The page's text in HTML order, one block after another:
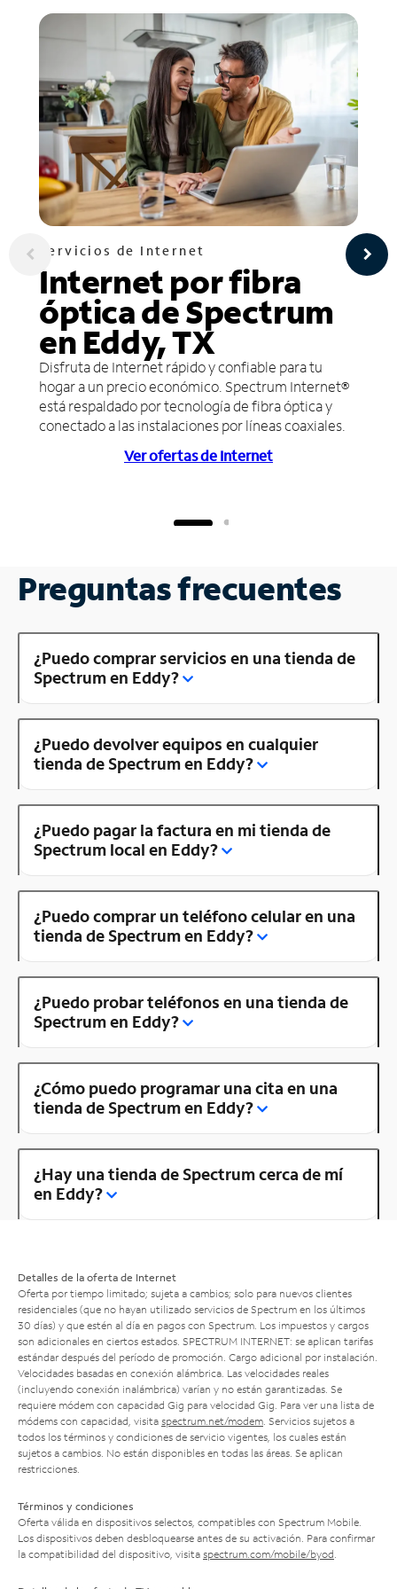
Servicios de Internet
Internet por fibra
óptica de Spectrum
en Eddy, TX
Disfruta de Internet rápido y confiable para tu
hogar a un precio económico. Spectrum Internet®
está respaldado por tecnología de fibra óptica y
conectado a las instalaciones por líneas coaxiales.
Ver ofertas de Internet
Preguntas frecuentes
¿Puedo comprar servicios en una tienda de
Spectrum en Eddy?
¿Puedo devolver equipos en cualquier
tienda de Spectrum en Eddy?
¿Puedo pagar la factura en mi tienda de
Spectrum local en Eddy?
¿Puedo comprar un teléfono celular en una
tienda de Spectrum en Eddy?
¿Puedo probar teléfonos en una tienda de
Spectrum en Eddy?
¿Cómo puedo programar una cita en una
tienda de Spectrum en Eddy?
¿Hay una tienda de Spectrum cerca de mí
en Eddy?
Detalles de la oferta de Internet
Oferta por tiempo limitado; sujeta a cambios; solo para nuevos clientes
residenciales (que no hayan utilizado servicios de Spectrum en los últimos
30 días) y que estén al día en pagos con Spectrum. Los impuestos y cargos
son adicionales en ciertos estados. SPECTRUM INTERNET: se aplican tarifas
estándar después del período de promoción. Cargo adicional por instalación.
Velocidades basadas en conexión alámbrica. Las velocidades reales
(incluyendo conexión inalámbrica) varían y no están garantizadas. Se
requiere módem con capacidad Gig para velocidad Gig. Para ver una lista de
módems con capacidad, visita spectrum.net/modem . Servicios sujetos a
todos los términos y condiciones de servicio vigentes, los cuales están
sujetos a cambios. No están disponibles en todas las áreas. Se aplican
restricciones.
Términos y condiciones
Oferta válida en dispositivos selectos, compatibles con Spectrum Mobile.
Los dispositivos deben desbloquearse antes de su activación. Para confirmar
la compatibilidad del dispositivo, visita spectrum.com/mobile/byod